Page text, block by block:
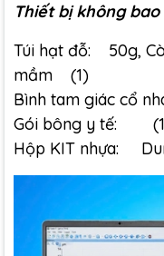
Thiết bị không bao
Túi hạt đỗ: 50g,
mầm (1)
Bình tam giác cổ
Gói bông y tế:
Hộp KIT nhựa: